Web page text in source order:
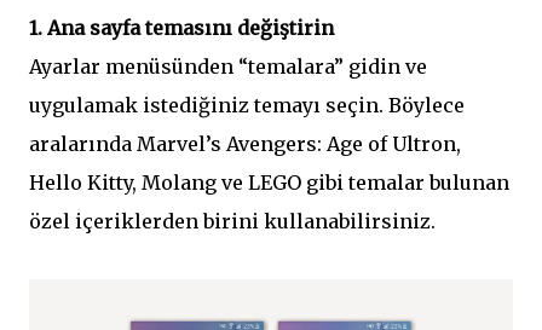
1. Ana sayfa temasını değiştirin
Ayarlar menüsünden “temalara” gidin ve
uygulamak istediğiniz temayı seçin. Böylece
aralarında Marvel’s Avengers: Age of Ultron,
Hello Kitty, Molang ve LEGO gibi temalar bulunan
özel içeriklerden birini kullanabilirsiniz.